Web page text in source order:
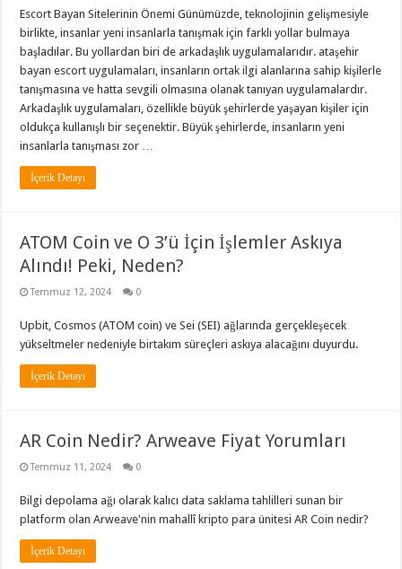
Escort Bayan Sitelerinin Önemi Günümüzde, teknolojinin gelişmesiyle
birlikte, insanlar yeni insanlarla tanışmak için farklı yollar bulmaya
başladılar. Bu yollardan biri de arkadaşlık uygulamalarıdır. ataşehir
bayan escort uygulamaları, insanların ortak ilgi alanlarına sahip kişilerle
tanışmasına ve hatta sevgili olmasına olanak tanıyan uygulamalardır.
Arkadaşlık uygulamaları, özellikle büyük şehirlerde yaşayan kişiler için
oldukça kullanışlı bir seçenektir. Büyük şehirlerde, insanların yeni
insanlarla tanışması zor …
İçerik Detayı
ATOM Coin ve O 3’ü İçin İşlemler Askıya
Alındı! Peki, Neden?
Temmuz 12, 2024 0
Upbit, Cosmos (ATOM coin) ve Sei (SEI) ağlarında gerçekleşecek
yükseltmeler nedeniyle birtakım süreçleri askıya alacağını duyurdu.
İçerik Detayı
AR Coin Nedir? Arweave Fiyat Yorumları
Temmuz 11, 2024 0
Bilgi depolama ağı olarak kalıcı data saklama tahlilleri sunan bir
platform olan Arweave'nin mahallî kripto para ünitesi AR Coin nedir?
İçerik Detayı